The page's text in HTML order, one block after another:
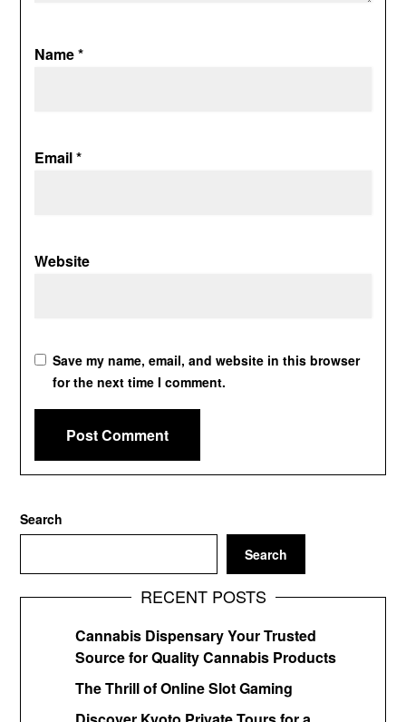
Name*
Email*
Website
Save my name, email, and website in this browser
for the next time I comment.
Search
Search
RECENT POSTS
Cannabis Dispensary Your Trusted
Source for Quality Cannabis Products
The Thrill of Online Slot Gaming